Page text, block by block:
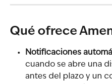
Qué ofrece
Notificaciones
cuando se abre una
antes del plazo y un